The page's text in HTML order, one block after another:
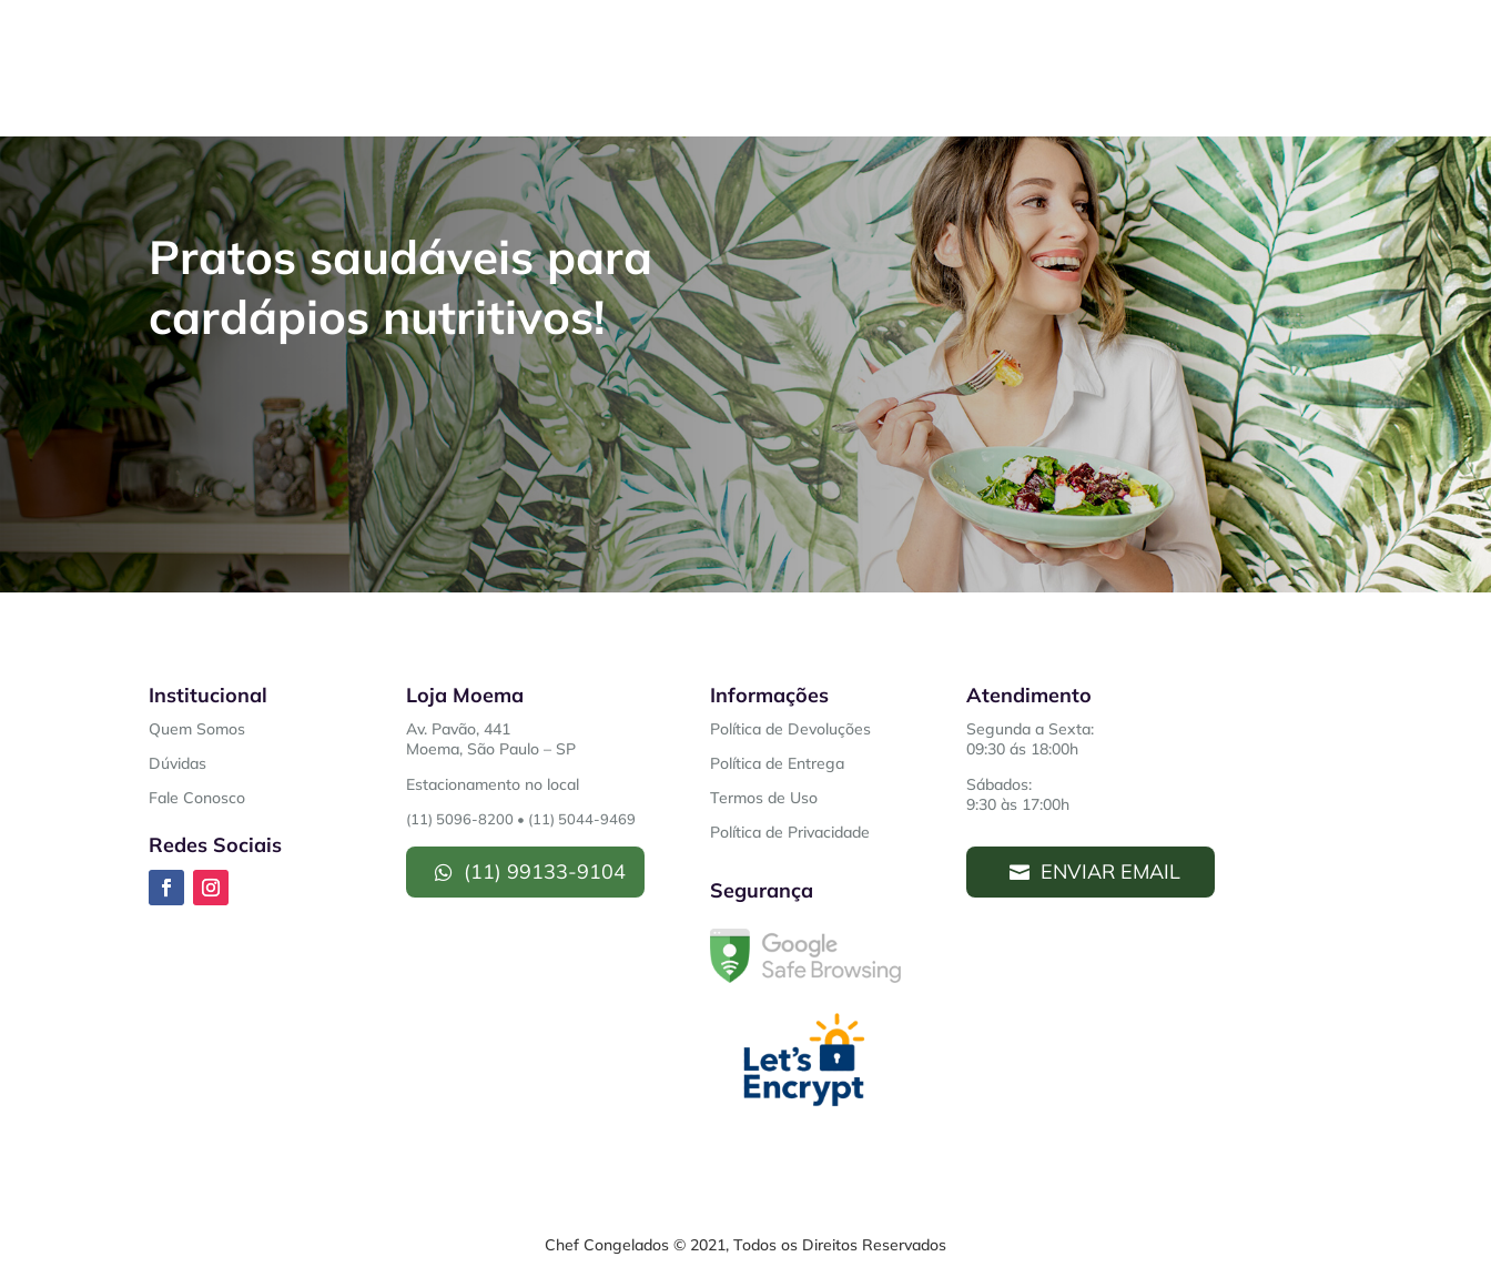
Pratos saudáveis para
cardápios nutritivos!
Institucional
Quem Somos
Dúvidas
Fale Conosco
Redes Sociais
Loja Moema
Av. Pavão, 441
Moema, São Paulo – SP
Estacionamento no local
(11) 5096-8200 • (11) 5044-9469
(11) 99133-9104
Informações
Política de Devoluções
Política de Entrega
Termos de Uso
Política de Privacidade
Segurança
Atendimento
Segunda a Sexta:
09:30 ás 18:00h
Sábados:
9:30 às 17:00h
ENVIAR EMAIL
Chef Congelados © 2021, Todos os Direitos Reservados